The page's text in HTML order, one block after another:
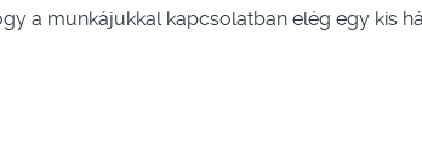
a munkájukkal kapcsolatban elég egy kis